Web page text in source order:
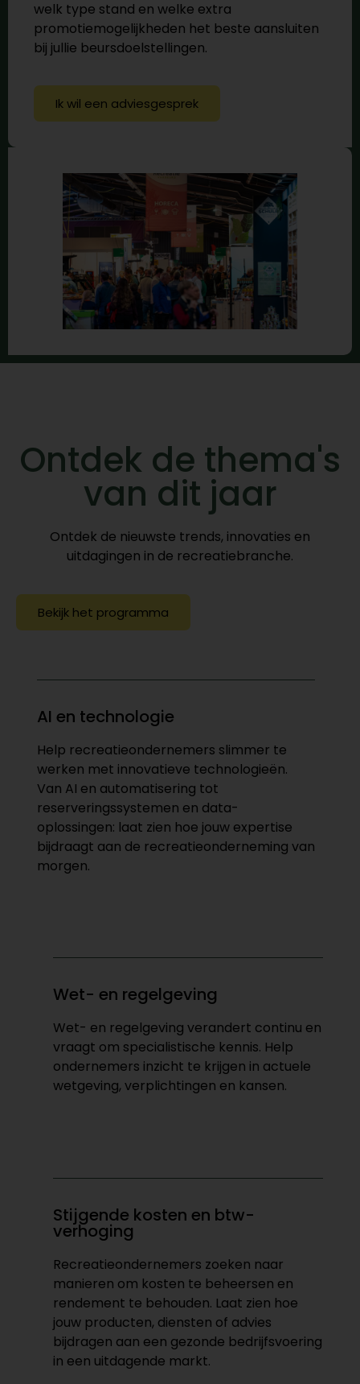
welk type stand en welke extra
promotiemogelijkheden het beste aansluiten
bij jullie beursdoelstellingen.
Ik wil een adviesgesprek
Ontdek de thema's
van dit jaar
Ontdek de nieuwste trends, innovaties en
uitdagingen in de recreatiebranche.
Bekijk het programma
AI en technologie
Help recreatieondernemers slimmer te
werken met innovatieve technologieën.
Van AI en automatisering tot
reserveringssystemen en data-
oplossingen: laat zien hoe jouw expertise
bijdraagt aan de recreatieonderneming van
morgen.
Wet- en regelgeving​
Wet- en regelgeving verandert continu en
vraagt om specialistische kennis. Help
ondernemers inzicht te krijgen in actuele
wetgeving, verplichtingen en kansen.
Stijgende kosten en btw-
verhoging
Recreatieondernemers zoeken naar
manieren om kosten te beheersen en
rendement te behouden. Laat zien hoe
jouw producten, diensten of advies
bijdragen aan een gezonde bedrijfsvoering
in een uitdagende markt.